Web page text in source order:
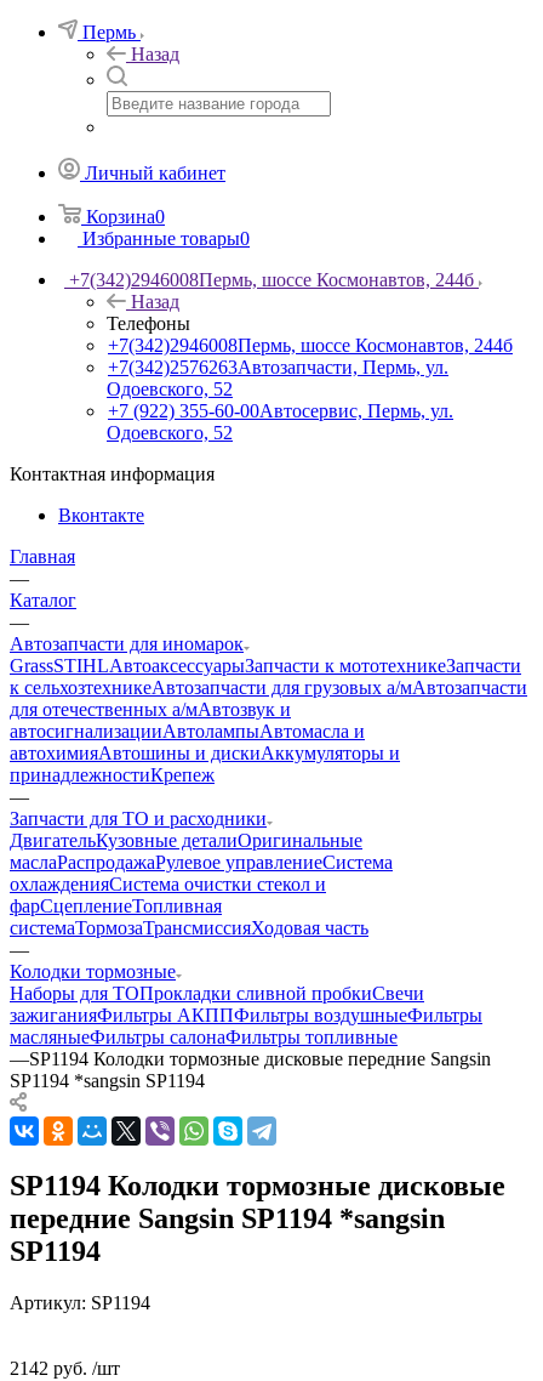
Пермь
Назад
Личный кабинет
Корзина0
Избранные товары0
+7(342)2946008Пермь, шоссе Космонавтов, 244б
Назад
Телефоны
+7(342)2946008Пермь, шоссе Космонавтов, 244б
+7(342)2576263Автозапчасти, Пермь, ул.
Одоевского, 52
+7 (922) 355-60-00Автосервис, Пермь, ул.
Одоевского, 52
Контактная информация
Вконтакте
Главная
—
Каталог
—
Автозапчасти для иномарок
GrassSTIHLАвтоаксессуарыЗапчасти к мототехникеЗапчасти
к сельхозтехникеАвтозапчасти для грузовых а/мАвтозапчасти
для отечественных а/мАвтозвук и
автосигнализацииАвтолампыАвтомасла и
автохимияАвтошины и дискиАккумуляторы и
принадлежностиКрепеж
—
Запчасти для ТО и расходники
ДвигательКузовные деталиОригинальные
маслаРаспродажаРулевое управлениеСистема
охлажденияСистема очистки стекол и
фарСцеплениеТопливная
системаТормозаТрансмиссияХодовая часть
—
Колодки тормозные
Наборы для ТОПрокладки сливной пробкиСвечи
зажиганияФильтры АКППФильтры воздушныеФильтры
масляныеФильтры салонаФильтры топливные
—SP1194 Колодки тормозные дисковые передние Sangsin
SP1194 *sangsin SP1194
SP1194 Колодки тормозные дисковые
передние Sangsin SP1194 *sangsin
SP1194
Артикул: SP1194
2142 руб. /шт